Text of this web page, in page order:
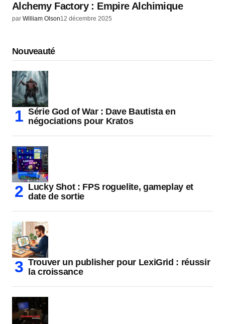
Alchemy Factory : Empire Alchimique
par William Olson12 décembre 2025
Nouveauté
Série God of War : Dave Bautista en
négociations pour Kratos
Lucky Shot : FPS roguelite, gameplay et
date de sortie
Trouver un publisher pour LexiGrid : réussir
la croissance